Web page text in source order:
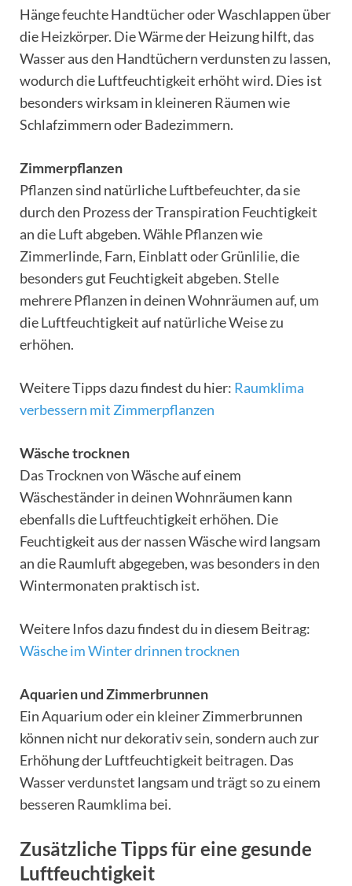
Hänge feuchte Handtücher oder Waschlappen über
die Heizkörper. Die Wärme der Heizung hilft, das
Wasser aus den Handtüchern verdunsten zu lassen,
wodurch die Luftfeuchtigkeit erhöht wird. Dies ist
besonders wirksam in kleineren Räumen wie
Schlafzimmern oder Badezimmern.
Zimmerpflanzen
Pflanzen sind natürliche Luftbefeuchter, da sie
durch den Prozess der Transpiration Feuchtigkeit
an die Luft abgeben. Wähle Pflanzen wie
Zimmerlinde, Farn, Einblatt oder Grünlilie, die
besonders gut Feuchtigkeit abgeben. Stelle
mehrere Pflanzen in deinen Wohnräumen auf, um
die Luftfeuchtigkeit auf natürliche Weise zu
erhöhen.
Weitere Tipps dazu findest du hier: Raumklima
verbessern mit Zimmerpflanzen
Wäsche trocknen
Das Trocknen von Wäsche auf einem
Wäscheständer in deinen Wohnräumen kann
ebenfalls die Luftfeuchtigkeit erhöhen. Die
Feuchtigkeit aus der nassen Wäsche wird langsam
an die Raumluft abgegeben, was besonders in den
Wintermonaten praktisch ist.
Weitere Infos dazu findest du in diesem Beitrag:
Wäsche im Winter drinnen trocknen
Aquarien und Zimmerbrunnen
Ein Aquarium oder ein kleiner Zimmerbrunnen
können nicht nur dekorativ sein, sondern auch zur
Erhöhung der Luftfeuchtigkeit beitragen. Das
Wasser verdunstet langsam und trägt so zu einem
besseren Raumklima bei.
Zusätzliche Tipps für eine gesunde
Luftfeuchtigkeit